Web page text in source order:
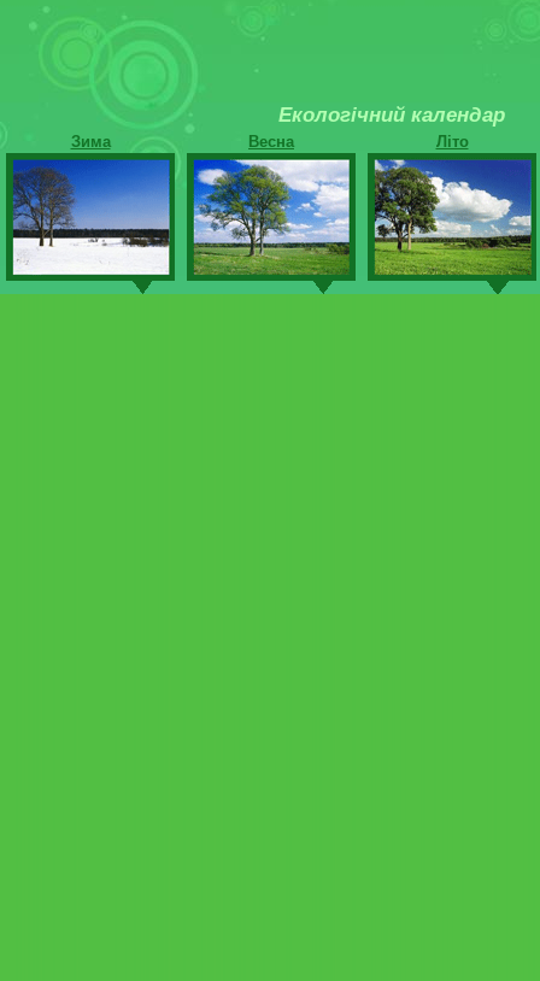
Екологічний календар
Зима Весна Літо